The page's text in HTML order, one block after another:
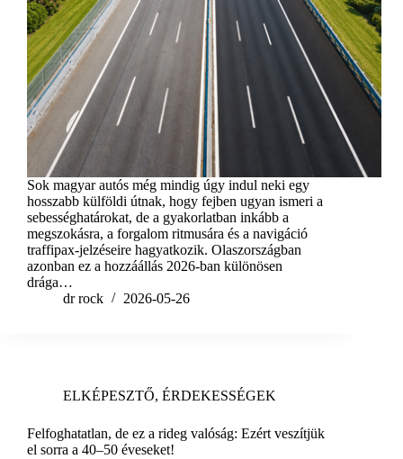
Sok magyar autós még mindig úgy indul neki egy
hosszabb külföldi útnak, hogy fejben ugyan ismeri a
sebességhatárokat, de a gyakorlatban inkább a
megszokásra, a forgalom ritmusára és a navigáció
traffipax-jelzéseire hagyatkozik. Olaszországban
azonban ez a hozzáállás 2026-ban különösen
drága…
dr rock
2026-05-26
ELKÉPESZTŐ, ÉRDEKESSÉGEK
Felfoghatatlan, de ez a rideg valóság: Ezért veszítjük
el sorra a 40–50 éveseket!